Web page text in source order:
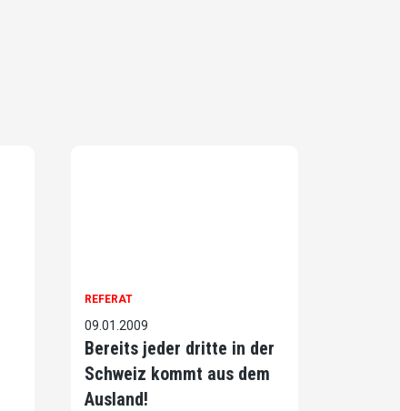
REFERAT
09.01.2009
Bereits jeder dritte in der
Schweiz kommt aus dem
Ausland!